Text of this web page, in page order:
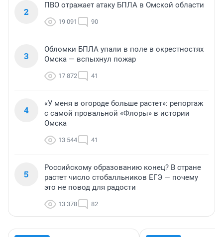
2
ПВО отражает атаку БПЛА в Омской области
19 091 90
3
Обломки БПЛА упали в поле в окрестностях
Омска — вспыхнул пожар
17 872 41
4
«У меня в огороде больше растет»: репортаж
с самой провальной «Флоры» в истории
Омска
13 544 41
5
Российскому образованию конец? В стране
растет число стобалльников ЕГЭ — почему
это не повод для радости
13 378 82